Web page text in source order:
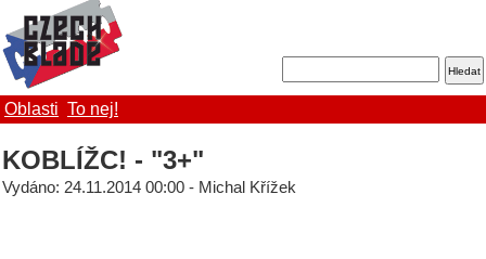
Oblasti To nej!
KOBLÍŽC! - "3+"
Vydáno: 24.11.2014 00:00 - Michal Křížek